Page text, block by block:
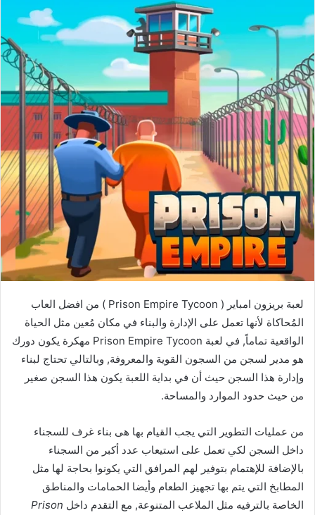
إلكترونيا
لعبة بريزون امباير ( Prison Empire Tycoon ) من افضل العاب
المُحاكاة لأنها تعمل على الإدارة والبناء في مكان مُعين مثل الحياة
الواقعية تماماً, في لعبة Prison Empire Tycoon مهكرة يكون دورك
هو مدير لسجن من السجون القوية والمعروفة, وبالتالي تحتاج لبناء
وإدارة هذا السجن حيث أن في بداية اللعبة يكون هذا السجن صغير
من حيث حدود الموارد والمساحة.
من عمليات التطوير التي يجب القيام بها هى بناء غرف للسجناء
داخل السجن لكي تعمل على استيعاب عدد أكبر من السجناء
بالإضافة للإهتمام بتوفير لهم المرافق التي يكونوا بحاجة لها مثل
المطابخ التي يتم بها تجهيز الطعام وأيضا الحمامات والمناطق
الخاصة بالترفيه مثل الملاعب المتنوعة, مع التقدم داخل Prison